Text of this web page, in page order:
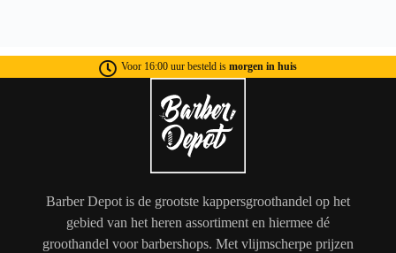
Voor 16:00 uur besteld is morgen in huis
Barber Depot is de grootste kappersgroothandel op het
gebied van het heren assortiment en hiermee dé
groothandel voor barbershops. Met vlijmscherpe prijzen